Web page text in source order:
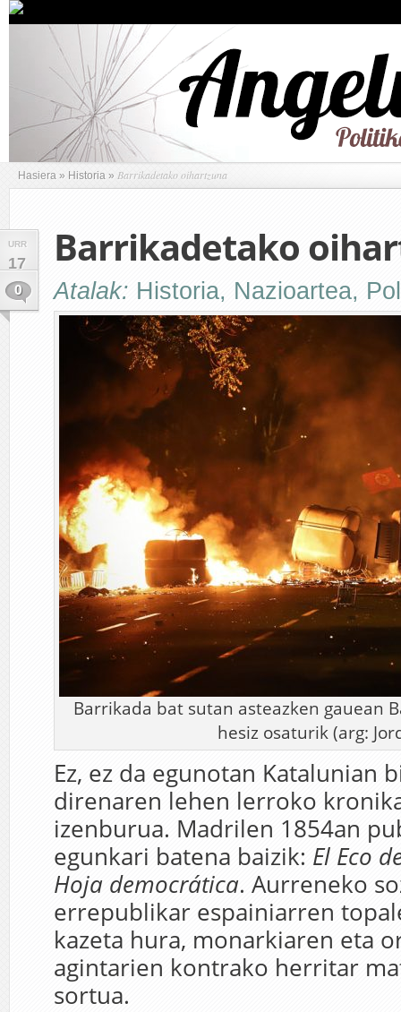
Hasiera » Historia » Barrikadetako oihartzuna
URR
17
0
Barrikadetako
Atalak: Historia, Nazioartea,
Barrikada bat sutan asteazken gauean
hesiz osaturik (arg:
Ez, ez da egunotan Katalunian
direnaren lehen lerroko
izenburua. Madrilen 1854an
egunkari batena baizik: El Eco
Hoja democrática. Aurreneko
errepublikar espainiarren
kazeta hura, monarkiaren eta
agintarien kontrako herritar
sortua.